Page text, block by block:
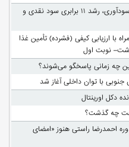
پترول با دست پر به مجمع آمد؛ جهش سودآوری، رشد ۱۱ برابری سود نقدی و
با ارزیابی کیفی (فشرده) تأمین غذا
نوبت اول
چه زمانی پاسخگو می‌شوند؟
جنوبی با توان داخلی آغاز شد
دکل اورینتال
چه گذشت؟
احمدرضا راستی هنوز «امضای